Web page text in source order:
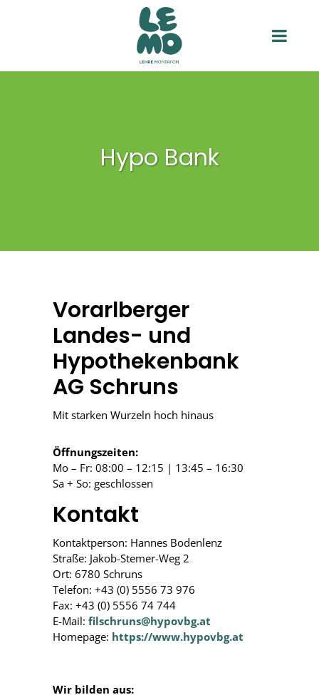
Hypo Bank
Vorarlberger
Landes- und
Hypothekenbank
AG Schruns
Mit starken Wurzeln hoch hinaus
Öffnungszeiten:
Mo – Fr: 08:00 – 12:15 | 13:45 – 16:30
Sa + So: geschlossen
Kontakt
Kontaktperson: Hannes Bodenlenz
Straße: Jakob-Stemer-Weg 2
Ort: 6780 Schruns
Telefon: +43 (0) 5556 73 976
Fax: +43 (0) 5556 74 744
E-Mail: filschruns@hypovbg.at
Homepage: https://www.hypovbg.at
Wir bilden aus: